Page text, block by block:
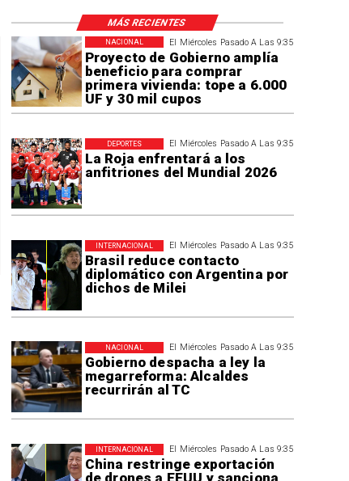
El Miércoles Pasado A Las 9:35
Proyecto de Gobierno amplía
beneficio para comprar
primera vivienda: tope a 6.000
UF y 30 mil cupos
NACIONAL
El Miércoles Pasado A Las 9:35
La Roja enfrentará a los
anfitriones del Mundial 2026
DEPORTES
El Miércoles Pasado A Las 9:35
Brasil reduce contacto
diplomático con Argentina por
dichos de Milei
INTERNACIONAL
El Miércoles Pasado A Las 9:35
Gobierno despacha a ley la
megarreforma: Alcaldes
recurrirán al TC
NACIONAL
El Miércoles Pasado A Las 9:35
China restringe exportación
INTERNACIONAL
MÁS RECIENTES